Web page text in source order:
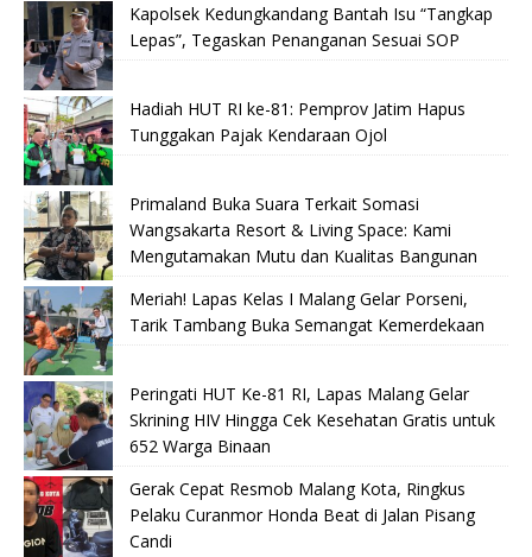
Kapolsek Kedungkandang Bantah Isu “Tangkap
Lepas”, Tegaskan Penanganan Sesuai SOP
Hadiah HUT RI ke-81: Pemprov Jatim Hapus
Tunggakan Pajak Kendaraan Ojol
Primaland Buka Suara Terkait Somasi
Wangsakarta Resort & Living Space: Kami
Mengutamakan Mutu dan Kualitas Bangunan
Meriah! Lapas Kelas I Malang Gelar Porseni,
Tarik Tambang Buka Semangat Kemerdekaan
Peringati HUT Ke-81 RI, Lapas Malang Gelar
Skrining HIV Hingga Cek Kesehatan Gratis untuk
652 Warga Binaan
Gerak Cepat Resmob Malang Kota, Ringkus
Pelaku Curanmor Honda Beat di Jalan Pisang
Candi